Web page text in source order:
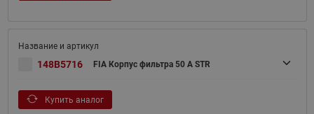
148B5716 FIA Корпус фильтра 50 A STR
Купить аналог